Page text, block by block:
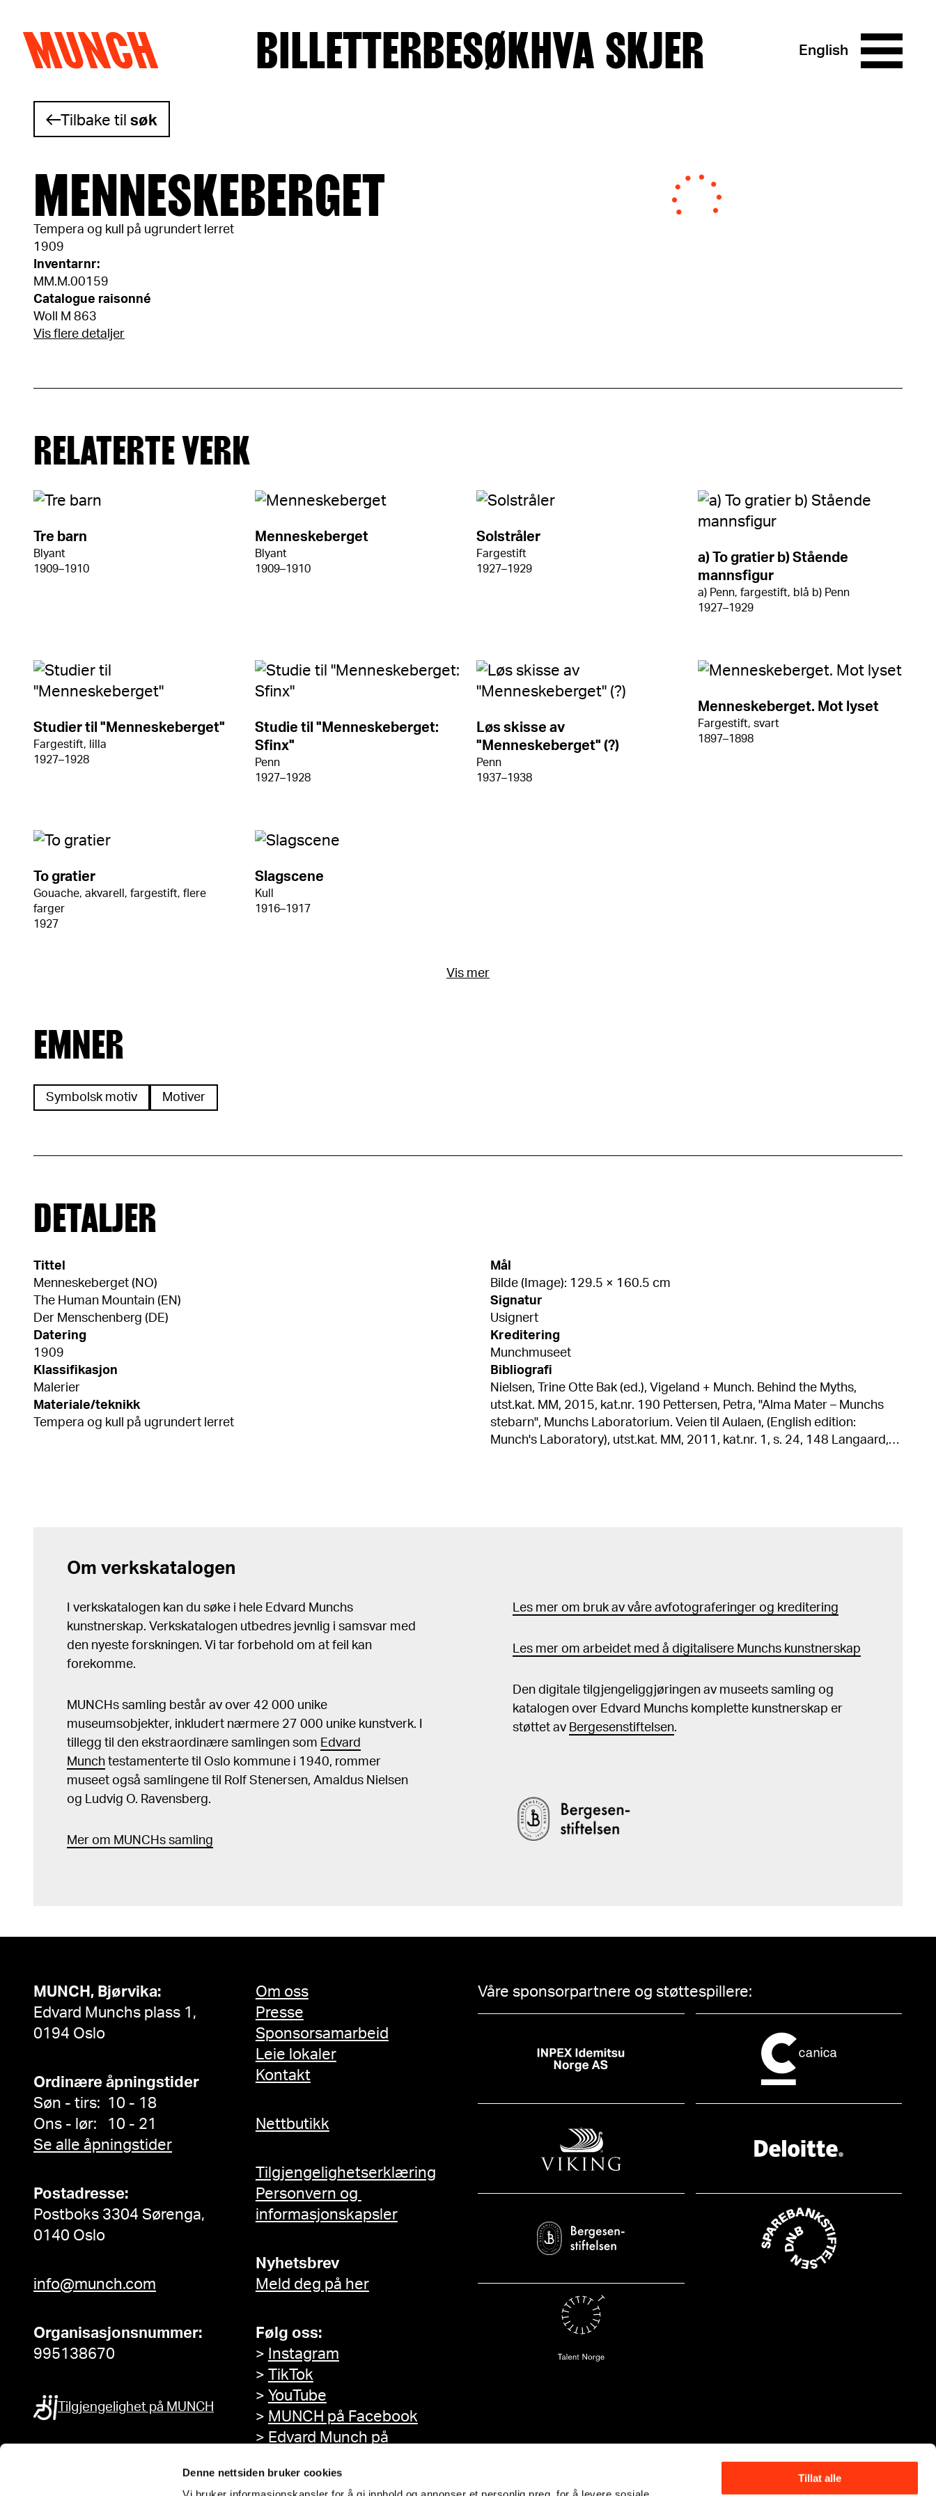
Denne nettsiden bruker cookies
Tillat alle
Hopp til innhold
MUNCH BILLETTERBESØKHVA SKJER English
Tilbake tilsøk
MENNESKEBERGET
Tempera og kull på ugrundert lerret
1909
Inventarnr:
MM.M.00159
Catalogue raisonné
Woll M 863
Vis flere detaljer
RELATERTE VERK
Tre barn
Blyant
1909–1910
Menneskeberget
Blyant
1909–1910
Solstråler
Fargestift
1927–1929
a) To gratier b) Stående
mannsfigur
a) Penn, fargestift, blå b) Penn
1927–1929
Studier til "Menneskeberget"
Fargestift, lilla
1927–1928
Studie til "Menneskeberget:
Sfinx"
Penn
1927–1928
Løs skisse av
"Menneskeberget" (?)
Penn
1937–1938
Menneskeberget. Mot lyset
Fargestift, svart
1897–1898
To gratier
Gouache, akvarell, fargestift, flere
farger
1927
Slagscene
Kull
1916–1917
Vis mer
EMNER
Symbolsk motiv Motiver
DETALJER
Tittel
Menneskeberget (NO)
The Human Mountain (EN)
Der Menschenberg (DE)
Datering
1909
Klassifikasjon
Malerier
Materiale/teknikk
Tempera og kull på ugrundert lerret
Mål
Bilde (Image): 129.5 × 160.5 cm
Signatur
Usignert
Kreditering
Munchmuseet
Bibliografi
Nielsen, Trine Otte Bak (ed.), Vigeland + Munch. Behind the Myths,
utst.kat. MM, 2015, kat.nr. 190 Pettersen, Petra, "Alma Mater – Munchs
stebarn", Munchs Laboratorium. Veien til Aulaen, (English edition:
Munch's Laboratory), utst.kat. MM, 2011, kat.nr. 1, s. 24, 148 Langaard,
Om verkskatalogen
I verkskatalogen kan du søke i hele Edvard Munchs
kunstnerskap. Verkskatalogen utbedres jevnlig i samsvar med
den nyeste forskningen. Vi tar forbehold om at feil kan
forekomme.
MUNCHs samling består av over 42 000 unike
museumsobjekter, inkludert nærmere 27 000 unike kunstverk. I
tillegg til den ekstraordinære samlingen som Edvard
Munch testamenterte til Oslo kommune i 1940, rommer
museet også samlingene til Rolf Stenersen, Amaldus Nielsen
og Ludvig O. Ravensberg.
Mer om MUNCHs samling
Les mer om bruk av våre avfotograferinger og kreditering
Les mer om arbeidet med å digitalisere Munchs kunstnerskap
Den digitale tilgjengeliggjøringen av museets samling og
katalogen over Edvard Munchs komplette kunstnerskap er
støttet av Bergesenstiftelsen.
MUNCH, Bjørvika:
Edvard Munchs plass 1,
0194 Oslo
Ordinære åpningstider
Søn - tirs: 10 - 18
Ons - lør: 10 - 21
Se alle åpningstider
Postadresse:
Postboks 3304 Sørenga,
0140 Oslo
info@munch.com
Organisasjonsnummer:
995138670
Tilgjengelighet på MUNCH
Om oss
Presse
Sponsorsamarbeid
Leie lokaler
Kontakt
Nettbutikk
Tilgjengelighetserklæring
Personvern og
informasjonskapsler
Nyhetsbrev
Meld deg på her
Følg oss:
> Instagram
> TikTok
> YouTube
> MUNCH på Facebook
> Edvard Munch på
Våre sponsorpartnere og støttespillere: